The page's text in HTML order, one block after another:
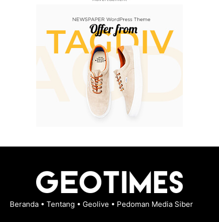
Beranda • Tentang • Geolive • Pedoman Media Siber